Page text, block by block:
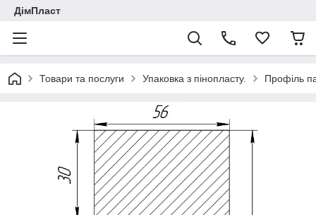
ДімПласт
Товари та послуги Упаковка з пінопласту. Профіль